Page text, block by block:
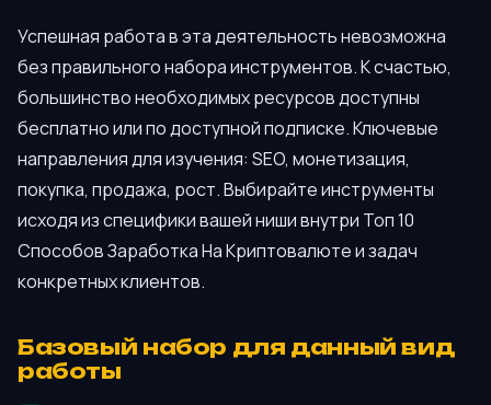
Успешная работа в эта деятельность невозможна
без правильного набора инструментов. К счастью,
большинство необходимых ресурсов доступны
бесплатно или по доступной подписке. Ключевые
направления для изучения: SEO, монетизация,
покупка, продажа, рост. Выбирайте инструменты
исходя из специфики вашей ниши внутри Топ 10
Способов Заработка На Криптовалюте и задач
конкретных клиентов.
Базовый набор для данный вид
работы